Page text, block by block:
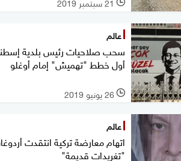
عالم
سحب صلاحيات رئيس بلدية
أول خطط "تهميش" إمام أوغلو
l 26 يونيو 2019
عالم
اتهام معارضة تركية انتقدت
"تغريدات قديمة"